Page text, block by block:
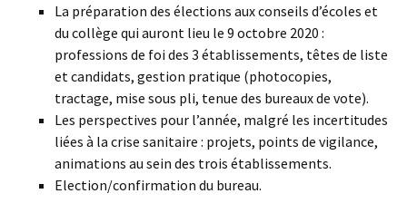
La préparation des élections aux conseils d’écoles et
du collège qui auront lieu le 9 octobre 2020 :
professions de foi des 3 établissements, têtes de liste
et candidats, gestion pratique (photocopies,
tractage, mise sous pli, tenue des bureaux de vote).
Les perspectives pour l’année, malgré les incertitudes
liées à la crise sanitaire : projets, points de vigilance,
animations au sein des trois établissements.
Election/confirmation du bureau.